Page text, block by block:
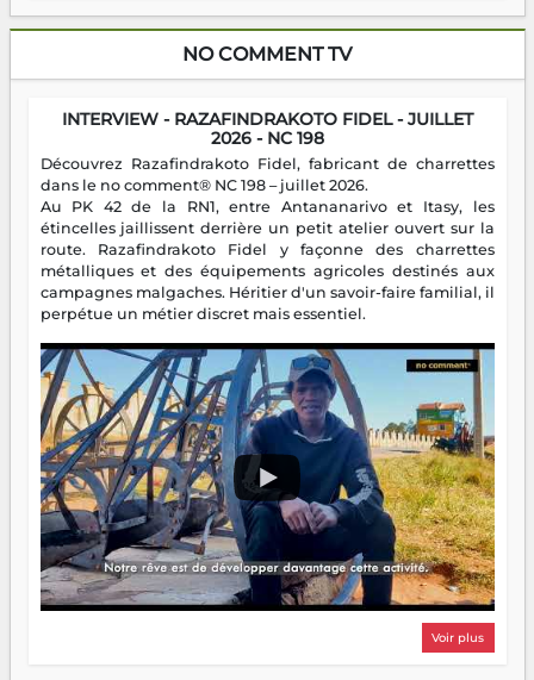
NO COMMENT TV
INTERVIEW - RAZAFINDRAKOTO FIDEL - JUILLET
2026 - NC 198
Découvrez Razafindrakoto Fidel, fabricant de charrettes
dans le no comment® NC 198 – juillet 2026.
Au PK 42 de la RN1, entre Antananarivo et Itasy, les
étincelles jaillissent derrière un petit atelier ouvert sur la
route. Razafindrakoto Fidel y façonne des charrettes
métalliques et des équipements agricoles destinés aux
campagnes malgaches. Héritier d'un savoir-faire familial, il
perpétue un métier discret mais essentiel.
Voir plus